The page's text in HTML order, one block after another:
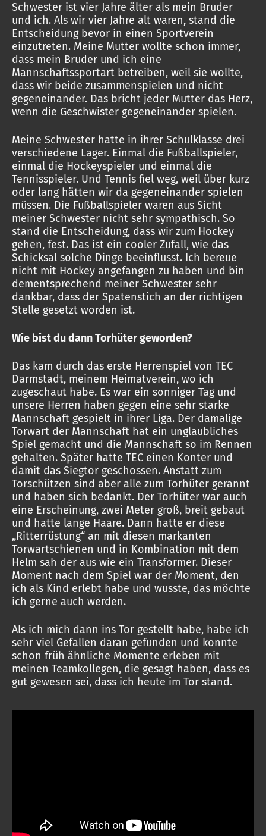
Schwester ist vier Jahre älter als mein Bruder
und ich. Als wir vier Jahre alt waren, stand die
Entscheidung bevor in einen Sportverein
einzutreten. Meine Mutter wollte schon immer,
dass mein Bruder und ich eine
Mannschaftssportart betreiben, weil sie wollte,
dass wir beide zusammenspielen und nicht
gegeneinander. Das bricht jeder Mutter das Herz,
wenn die Geschwister gegeneinander spielen.
Meine Schwester hatte in ihrer Schulklasse drei
verschiedene Lager. Einmal die Fußballspieler,
einmal die Hockeyspieler und einmal die
Tennisspieler. Und Tennis fiel weg, weil über kurz
oder lang hätten wir da gegeneinander spielen
müssen. Die Fußballspieler waren aus Sicht
meiner Schwester nicht sehr sympathisch. So
stand die Entscheidung, dass wir zum Hockey
gehen, fest. Das ist ein cooler Zufall, wie das
Schicksal solche Dinge beeinflusst. Ich bereue
nicht mit Hockey angefangen zu haben und bin
dementsprechend meiner Schwester sehr
dankbar, dass der Spatenstich an der richtigen
Stelle gesetzt worden ist.
Wie bist du dann Torhüter geworden?
Das kam durch das erste Herrenspiel von TEC
Darmstadt, meinem Heimatverein, wo ich
zugeschaut habe. Es war ein sonniger Tag und
unsere Herren haben gegen eine sehr starke
Mannschaft gespielt in ihrer Liga. Der damalige
Torwart der Mannschaft hat ein unglaubliches
Spiel gemacht und die Mannschaft so im Rennen
gehalten. Später hatte TEC einen Konter und
damit das Siegtor geschossen. Anstatt zum
Torschützen sind aber alle zum Torhüter gerannt
und haben sich bedankt. Der Torhüter war auch
eine Erscheinung, zwei Meter groß, breit gebaut
und hatte lange Haare. Dann hatte er diese
„Ritterrüstung“ an mit diesen markanten
Torwartschienen und in Kombination mit dem
Helm sah der aus wie ein Transformer. Dieser
Moment nach dem Spiel war der Moment, den
ich als Kind erlebt habe und wusste, das möchte
ich gerne auch werden.
Als ich mich dann ins Tor gestellt habe, habe ich
sehr viel Gefallen daran gefunden und konnte
schon früh ähnliche Momente erleben mit
meinen Teamkollegen, die gesagt haben, dass es
gut gewesen sei, dass ich heute im Tor stand.